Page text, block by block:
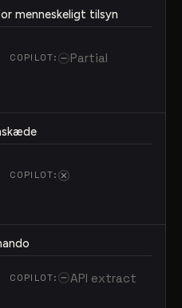
menneskeligt tilsyn
Partial
API extract